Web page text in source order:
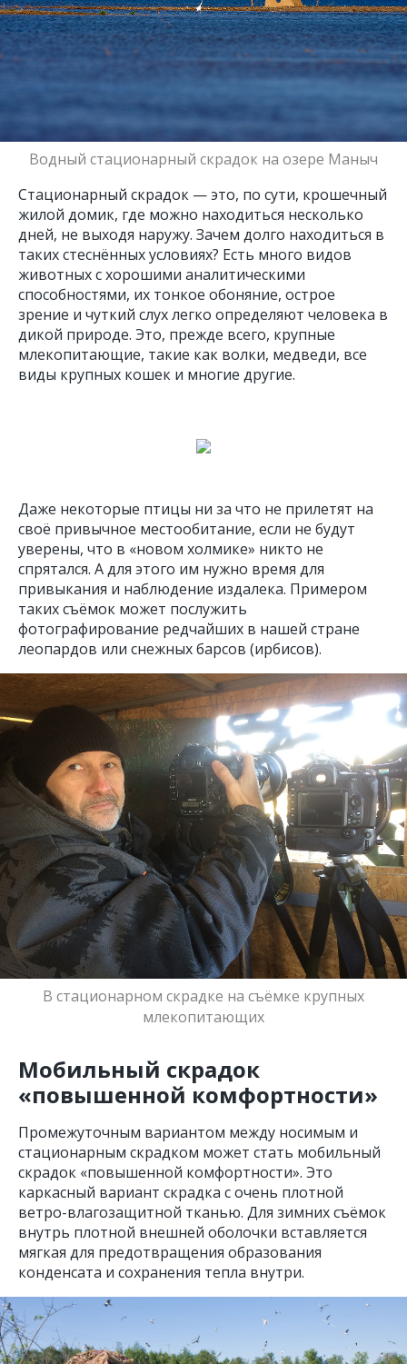
Водный стационарный скрадок на озере Маныч
Стационарный скрадок — это, по сути, крошечный
жилой домик, где можно находиться несколько
дней, не выходя наружу. Зачем долго находиться в
таких стеснённых условиях? Есть много видов
животных с хорошими аналитическими
способностями, их тонкое обоняние, острое
зрение и чуткий слух легко определяют человека в
дикой природе. Это, прежде всего, крупные
млекопитающие, такие как волки, медведи, все
виды крупных кошек и многие другие.
Даже некоторые птицы ни за что не прилетят на
своё привычное местообитание, если не будут
уверены, что в «новом холмике» никто не
спрятался. А для этого им нужно время для
привыкания и наблюдение издалека. Примером
таких съёмок может послужить
фотографирование редчайших в нашей стране
леопардов или снежных барсов (ирбисов).
В стационарном скрадке на съёмке крупных
млекопитающих
Мобильный скрадок
«повышенной комфортности»
Промежуточным вариантом между носимым и
стационарным скрадком может стать мобильный
скрадок «повышенной комфортности». Это
каркасный вариант скрадка с очень плотной
ветро-влагозащитной тканью. Для зимних съёмок
внутрь плотной внешней оболочки вставляется
мягкая для предотвращения образования
конденсата и сохранения тепла внутри.